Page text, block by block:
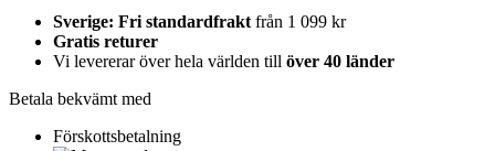
Sverige: Fri standardfrakt från 1 099 kr
Gratis returer
Vi levererar över hela världen till över 40 länder
Betala bekvämt med
Förskottsbetalning